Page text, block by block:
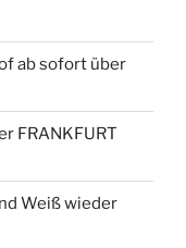
ab sofort über
FRANKFURT
Weiß wieder